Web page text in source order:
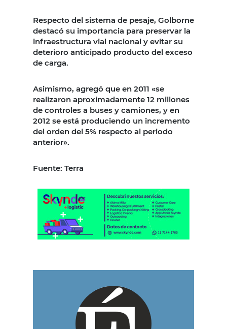
Respecto del sistema de pesaje, Golborne
destacó su importancia para preservar la
infraestructura vial nacional y evitar su
deterioro anticipado producto del exceso
de carga.
Asimismo, agregó que en 2011 «se
realizaron aproximadamente 12 millones
de controles a buses y camiones, y en
2012 se está produciendo un incremento
del orden del 5% respecto al periodo
anterior».
Fuente: Terra